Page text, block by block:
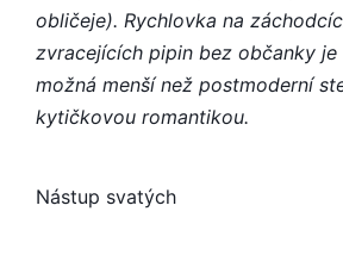
obličeje). Rychlovka na
zvracejících pipin bez občanky je
možná menší než postmoderní
kytičkovou romantikou.
Nástup svatých